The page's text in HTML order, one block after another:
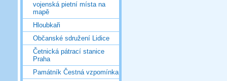
vojenská pietní místa na
mapě
Hloubkaři
Občanské sdružení Lidice
Četnická pátrací stanice
Praha
Památník Čestná vzpomínka